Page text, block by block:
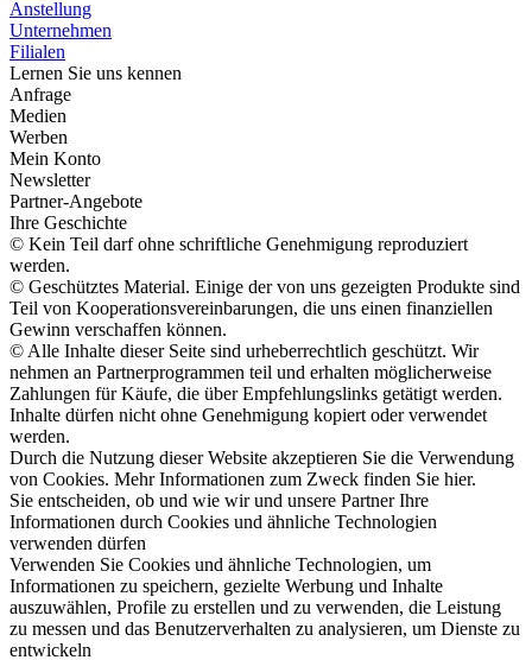
Anstellung
Unternehmen
Filialen
Lernen Sie uns kennen
Anfrage
Medien
Werben
Mein Konto
Newsletter
Partner-Angebote
Ihre Geschichte
© Kein Teil darf ohne schriftliche Genehmigung reproduziert
werden.
© Geschütztes Material. Einige der von uns gezeigten Produkte sind
Teil von Kooperationsvereinbarungen, die uns einen finanziellen
Gewinn verschaffen können.
© Alle Inhalte dieser Seite sind urheberrechtlich geschützt. Wir
nehmen an Partnerprogrammen teil und erhalten möglicherweise
Zahlungen für Käufe, die über Empfehlungslinks getätigt werden.
Inhalte dürfen nicht ohne Genehmigung kopiert oder verwendet
werden.
Durch die Nutzung dieser Website akzeptieren Sie die Verwendung
von Cookies. Mehr Informationen zum Zweck finden Sie hier.
Sie entscheiden, ob und wie wir und unsere Partner Ihre
Informationen durch Cookies und ähnliche Technologien
verwenden dürfen
Verwenden Sie Cookies und ähnliche Technologien, um
Informationen zu speichern, gezielte Werbung und Inhalte
auszuwählen, Profile zu erstellen und zu verwenden, die Leistung
zu messen und das Benutzerverhalten zu analysieren, um Dienste zu
entwickeln